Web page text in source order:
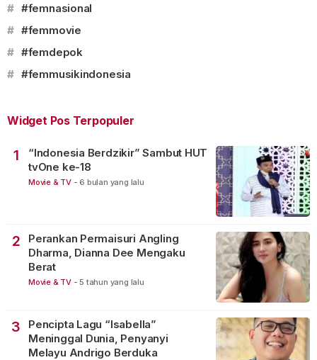
# #femnasional
# #femmovie
# #femdepok
# #femmusikindonesia
Widget Pos Terpopuler
1
“Indonesia Berdzikir” Sambut HUT
tvOne ke-18
Movie & TV - 6 bulan yang lalu
2
Perankan Permaisuri Angling
Dharma, Dianna Dee Mengaku
Berat
Movie & TV - 5 tahun yang lalu
3
Pencipta Lagu “Isabella”
Meninggal Dunia, Penyanyi
Melayu Andrigo Berduka